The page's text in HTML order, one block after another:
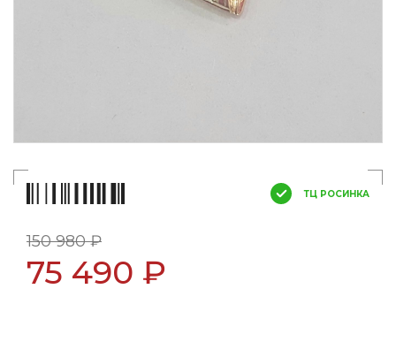
ТЦ РОСИНКА
150 980 ₽
75 490 ₽